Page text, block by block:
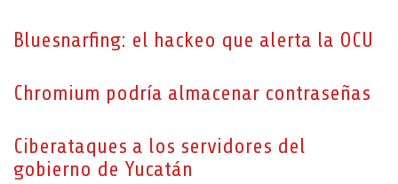
Bluesnarfing: el hackeo que alerta la OCU
Chromium podría almacenar contraseñas
Ciberataques a los servidores del
gobierno de Yucatán